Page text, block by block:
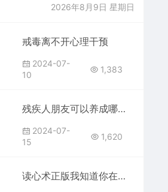
2026年8月9日 星期日
戒毒离不开心理干预
2024-07-
10
1,383
残疾人朋友可以养成哪些有利于身心的良好的生活习惯？
2024-07-
15
1,620
读心术正版我知道你在想什么全套心理学入门基础 自控力透过外现探其内在心理